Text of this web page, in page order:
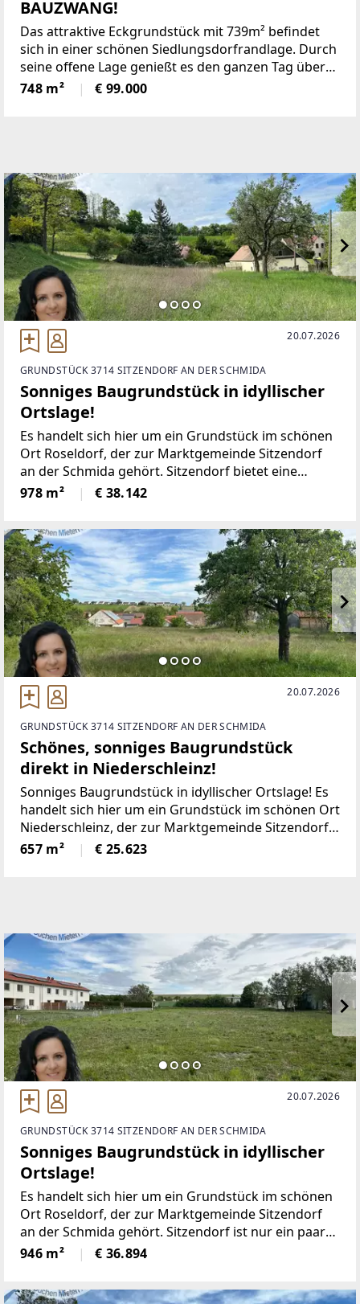
BAUZWANG!
Das attraktive Eckgrundstück mit 739m² befindet
sich in einer schönen Siedlungsdorfrandlage. Durch
seine offene Lage genießt es den ganzen Tag über
viel Licht und bietet bei Bauklasse 1 und 2 eine
wunderbare Möglichkeit, Ihr Traumhaus darauf zu
748 m² € 99.000
20.07.2026
GRUNDSTÜCK 3714 SITZENDORF AN DER SCHMIDA
Sonniges Baugrundstück in idyllischer
Ortslage!
Es handelt sich hier um ein Grundstück im schönen
Ort Roseldorf, der zur Marktgemeinde Sitzendorf
an der Schmida gehört. Sitzendorf bietet eine
optimale Infrastruktur, angefangen über
Nahversorger, Kindergarten, Schulen, Bäckerei,
978 m² € 38.142
20.07.2026
GRUNDSTÜCK 3714 SITZENDORF AN DER SCHMIDA
Schönes, sonniges Baugrundstück
direkt in Niederschleinz!
Sonniges Baugrundstück in idyllischer Ortslage! Es
handelt sich hier um ein Grundstück im schönen Ort
Niederschleinz, der zur Marktgemeinde Sitzendorf
an der Schmida gehört. Sitzendorf ist nur ein paar
Kilometer entfernt und bietet eine
657 m² € 25.623
20.07.2026
GRUNDSTÜCK 3714 SITZENDORF AN DER SCHMIDA
Sonniges Baugrundstück in idyllischer
Ortslage!
Es handelt sich hier um ein Grundstück im schönen
Ort Roseldorf, der zur Marktgemeinde Sitzendorf
an der Schmida gehört. Sitzendorf ist nur ein paar
Kilometer entfernt und bietet eine optimale
Infrastruktur, angefangen bei Nahversorgern,
946 m² € 36.894